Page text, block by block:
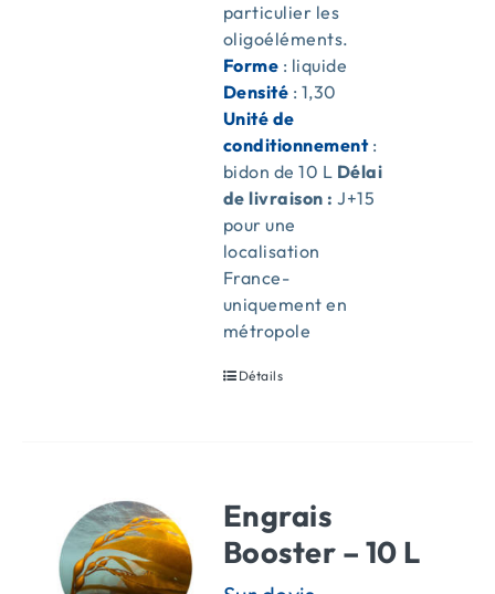
particulier les
oligoéléments.
Forme : liquide
Densité : 1,30
Unité de
conditionnement:
bidon de 10 L Délai
de livraison : J+15
pour une
localisation
France-
uniquement en
métropole
Détails
Engrais
Booster – 10 L